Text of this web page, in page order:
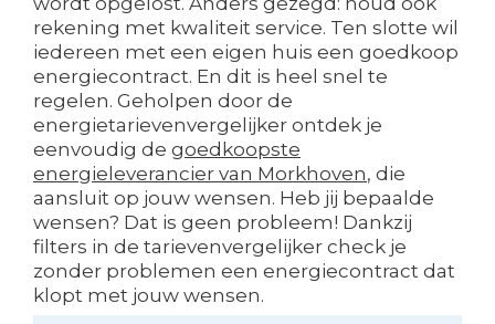
rekening met kwaliteit service. Ten slotte wil
iedereen met een eigen huis een goedkoop
energiecontract. En dit is heel snel te
regelen. Geholpen door de
energietarievenvergelijker ontdek je
eenvoudig de goedkoopste
energieleverancier van Morkhoven, die
aansluit op jouw wensen. Heb jij bepaalde
wensen? Dat is geen probleem! Dankzij
filters in de tarievenvergelijker check je
zonder problemen een energiecontract dat
klopt met jouw wensen.